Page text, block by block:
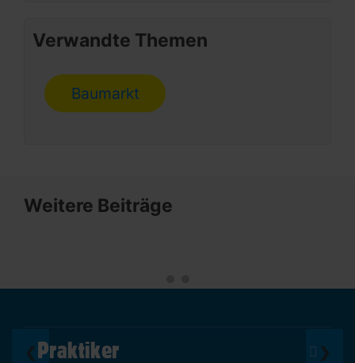
Verwandte Themen
Baumarkt
Weitere Beiträge
❮ ❯
Praktiker